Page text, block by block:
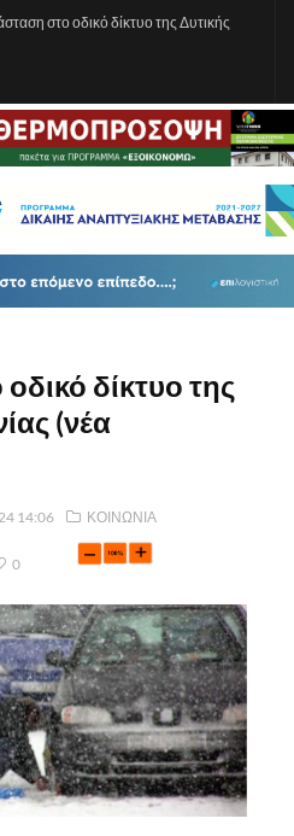
στο οδικό δίκτυο της Δυτικής
δίκτυο της
(νέα
14:06 ΚΟΙΝΩΝΙΑ
0